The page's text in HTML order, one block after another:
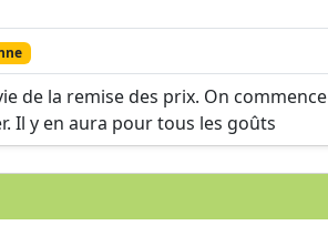
de la remise des prix. On commence
Il y en aura pour tous les goûts